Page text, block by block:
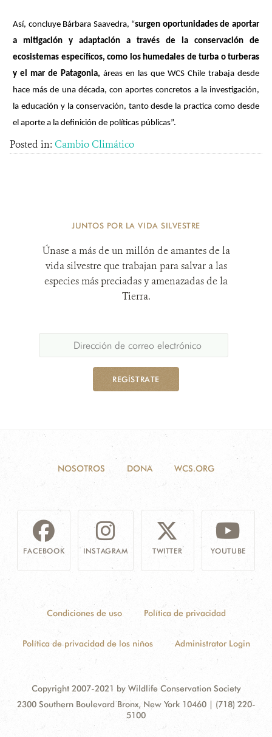
Así, concluye Bárbara Saavedra, “surgen oportunidades de aportar
a mitigación y adaptación a través de la conservación de
ecosistemas específicos, como los humedales de turba o turberas
y el mar de Patagonia, áreas en las que WCS Chile trabaja desde
hace más de una década, con aportes concretos a la investigación,
la educación y la conservación, tanto desde la practica como desde
el aporte a la definición de políticas públicas”.
Posted in: Cambio Climático
JUNTOS POR LA VIDA SILVESTRE
Únase a más de un millón de amantes de la
vida silvestre que trabajan para salvar a las
especies más preciadas y amenazadas de la
Tierra.
REGÍSTRATE
NOSOTROS DONA WCS.ORG
FACEBOOK INSTAGRAM TWITTER YOUTUBE
Condiciones de uso Política de privacidad
Política de privacidad de los niños Administrator Login
Copyright 2007-2021 by Wildlife Conservation Society
Contact
Address:
2300 Southern Boulevard Bronx, New York 10460 | (718) 220-
5100